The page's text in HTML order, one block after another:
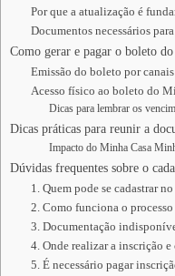
Por que a atualização é
Documentos necessários
Como gerar e pagar o boleto
Emissão do boleto por
Acesso físico ao boleto do
Dicas para lembrar os
Dicas práticas para reunir a
Impacto do Minha Casa
Dúvidas frequentes sobre o
1. Quem pode se cadastrar
2. Como funciona o
3. Documentação
4. Onde realizar a inscrição e
5. É necessário pagar